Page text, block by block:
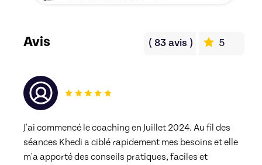
Avis ( 83avis ) 5
J'ai commencé le coaching en Juillet 2024. Au fil des
séances Khedi a ciblé rapidement mes besoins et elle
m'a apporté des conseils pratiques, faciles et